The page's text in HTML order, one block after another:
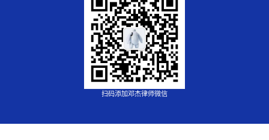
扫码添加邓杰律师微信